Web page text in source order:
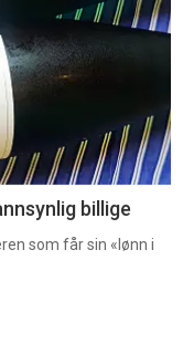
billige
som får sin «lønn i